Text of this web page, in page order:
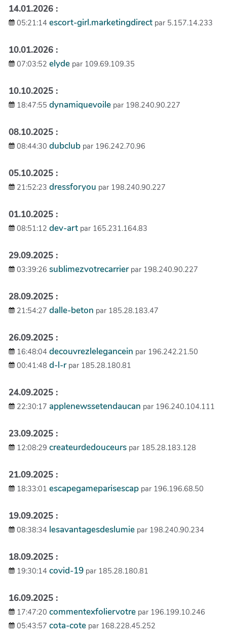
14.01.2026 :
05:21:14 escort-girl.marketingdirect par 5.157.14.233
10.01.2026 :
07:03:52 elyde par 109.69.109.35
10.10.2025 :
18:47:55 dynamiquevoile par 198.240.90.227
08.10.2025 :
08:44:30 dubclub par 196.242.70.96
05.10.2025 :
21:52:23 dressforyou par 198.240.90.227
01.10.2025 :
08:51:12 dev-art par 165.231.164.83
29.09.2025 :
03:39:26 sublimezvotrecarrier par 198.240.90.227
28.09.2025 :
21:54:27 dalle-beton par 185.28.183.47
26.09.2025 :
16:48:04 decouvrezlelegancein par 196.242.21.50
00:41:48 d-l-r par 185.28.180.81
24.09.2025 :
22:30:17 applenewssetendaucan par 196.240.104.111
23.09.2025 :
12:08:29 createurdedouceurs par 185.28.183.128
21.09.2025 :
18:33:01 escapegameparisescap par 196.196.68.50
19.09.2025 :
08:38:34 lesavantagesdeslumie par 198.240.90.234
18.09.2025 :
19:30:14 covid-19 par 185.28.180.81
16.09.2025 :
17:47:20 commentexfoliervotre par 196.199.10.246
05:43:57 cota-cote par 168.228.45.252